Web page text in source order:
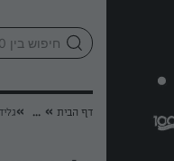
דף הבית »
...
»